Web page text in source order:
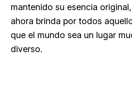
mantenido su esencia
ahora brinda por todos
que el mundo sea un lugar
diverso.